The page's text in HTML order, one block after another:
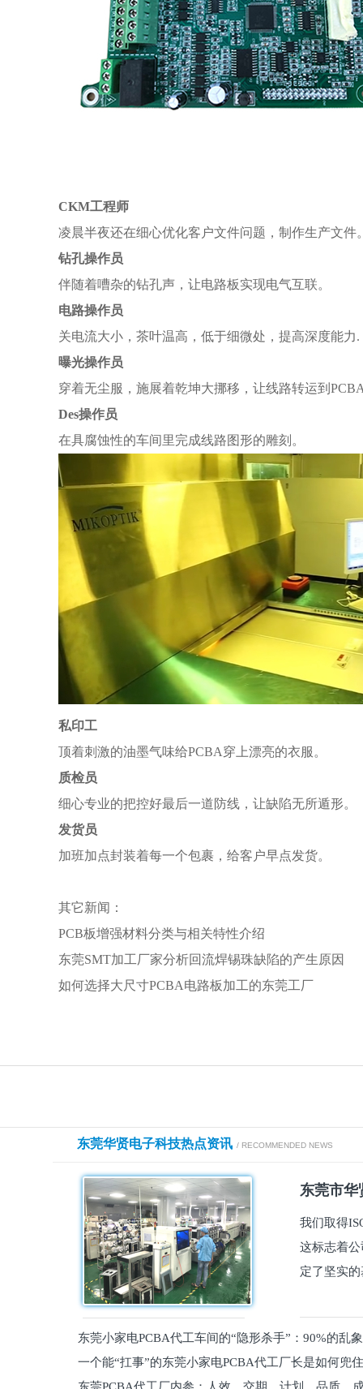
CKM工程师
凌晨半夜还在细心优化客户文件问题，制作生产文件
钻孔操作员
伴随着嘈杂的钻孔声，让电路板实现电气互联。
电路操作员
关电流大小，茶叶温高，低于细微处，提高深度能力.
曝光操作员
穿着无尘服，施展着乾坤大挪移，让线路转运到
Des操作员
在具腐蚀性的车间里完成线路图形的雕刻。
私印工
顶着刺激的油墨气味给PCBA穿上漂亮的衣服。
质检员
细心专业的把控好最后一道防线，让缺陷无所遁形。
发货员
加班加点封装着每一个包裹，给客户早点发货。
其它新闻：
PCB板增强材料分类与相关特性介绍
东莞SMT加工厂家分析回流焊锡珠缺陷的产生原因
如何选择大尺寸PCBA电路板加工的东莞工厂
东莞华贤电子科技热点资讯 / RECOMMENDED NEWS
东莞市华
我们取得
这标志着
定了坚实
东莞小家电PCBA代工车间的“隐形杀手”：90%的乱
员工一个能“扛事”的东莞小家电PCBA代工厂长是如何兜